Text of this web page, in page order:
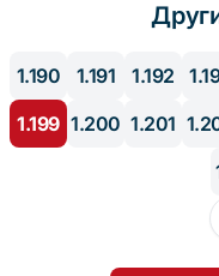
1.190 1.191 1.192
1.199 1.200 1.201